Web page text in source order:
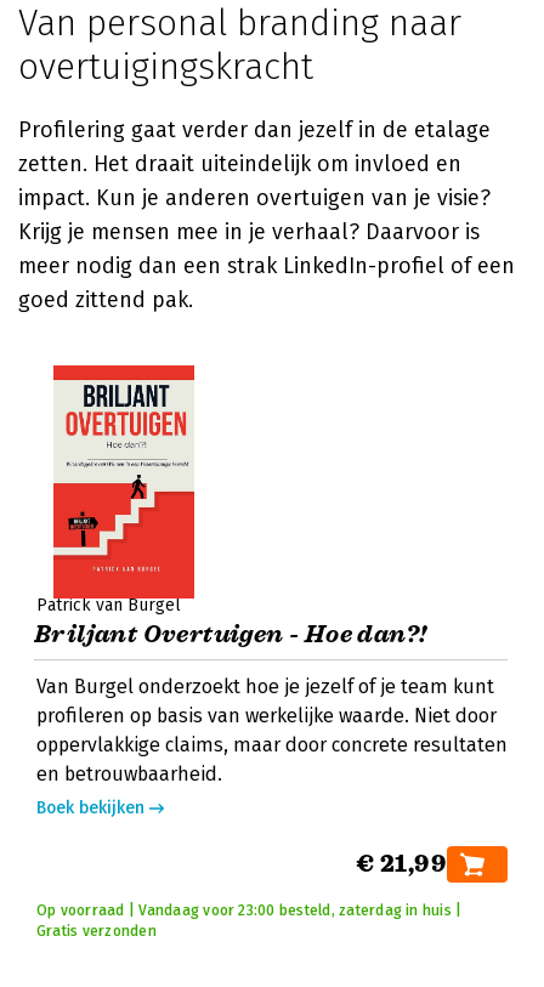
Van personal branding naar
overtuigingskracht
Profilering gaat verder dan jezelf in de etalage
zetten. Het draait uiteindelijk om invloed en
impact. Kun je anderen overtuigen van je visie?
Krijg je mensen mee in je verhaal? Daarvoor is
meer nodig dan een strak LinkedIn-profiel of een
goed zittend pak.
Patrick van Burgel
Briljant Overtuigen - Hoe dan?!
Van Burgel onderzoekt hoe je jezelf of je team kunt
profileren op basis van werkelijke waarde. Niet door
oppervlakkige claims, maar door concrete resultaten
en betrouwbaarheid.
Boek bekijken
€ 21,99
Op voorraad | Vandaag voor 23:00 besteld, zaterdag in huis |
Gratis verzonden